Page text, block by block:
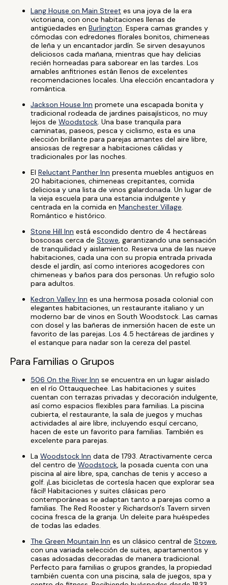
Lang House on Main Street es una joya de la era
victoriana, con once habitaciones llenas de
antigüedades en Burlington. Espera camas grandes y
cómodas con edredones florales bonitos, chimeneas
de leña y un encantador jardín. Se sirven desayunos
deliciosos cada mañana, mientras que hay delicias
recién horneadas para saborear en las tardes. Los
amables anfitriones están llenos de excelentes
recomendaciones locales. Una elección encantadora y
romántica.
Jackson House Inn promete una escapada bonita y
tradicional rodeada de jardines paisajísticos, no muy
lejos de Woodstock. Una base tranquila para
caminatas, paseos, pesca y ciclismo, esta es una
elección brillante para parejas amantes del aire libre,
ansiosas de regresar a habitaciones cálidas y
tradicionales por las noches.
El Reluctant Panther Inn presenta muebles antiguos en
20 habitaciones, chimeneas crepitantes, comida
deliciosa y una lista de vinos galardonada. Un lugar de
la vieja escuela para una estancia indulgente y
centrada en la comida en Manchester Village.
Romántico e histórico.
Stone Hill Inn está escondido dentro de 4 hectáreas
boscosas cerca de Stowe, garantizando una sensación
de tranquilidad y aislamiento. Reserva una de las nueve
habitaciones, cada una con su propia entrada privada
desde el jardín, así como interiores acogedores con
chimeneas y baños para dos personas. Un refugio solo
para adultos.
Kedron Valley Inn es una hermosa posada colonial con
elegantes habitaciones, un restaurante italiano y un
moderno bar de vinos en South Woodstock. Las camas
con dosel y las bañeras de inmersión hacen de este un
favorito de las parejas. Los 4.5 hectáreas de jardines y
el estanque para nadar son la cereza del pastel.
Para Familias o Grupos
506 On the River Inn se encuentra en un lugar aislado
en el río Ottauquechee. Las habitaciones y suites
cuentan con terrazas privadas y decoración indulgente,
así como espacios flexibles para familias. La piscina
cubierta, el restaurante, la sala de juegos y muchas
actividades al aire libre, incluyendo esquí cercano,
hacen de este un favorito para familias. También es
excelente para parejas.
La Woodstock Inn data de 1793. Atractivamente cerca
del centro de Woodstock, la posada cuenta con una
piscina al aire libre, spa, canchas de tenis y acceso a
golf. ¡Las bicicletas de cortesía hacen que explorar sea
fácil! Habitaciones y suites clásicas pero
contemporáneas se adaptan tanto a parejas como a
familias. The Red Rooster y Richardson's Tavern sirven
cocina fresca de la granja. Un deleite para huéspedes
de todas las edades.
The Green Mountain Inn es un clásico central de Stowe,
con una variada selección de suites, apartamentos y
casas adosadas decoradas de manera tradicional.
Perfecto para familias o grupos grandes, la propiedad
también cuenta con una piscina, sala de juegos, spa y